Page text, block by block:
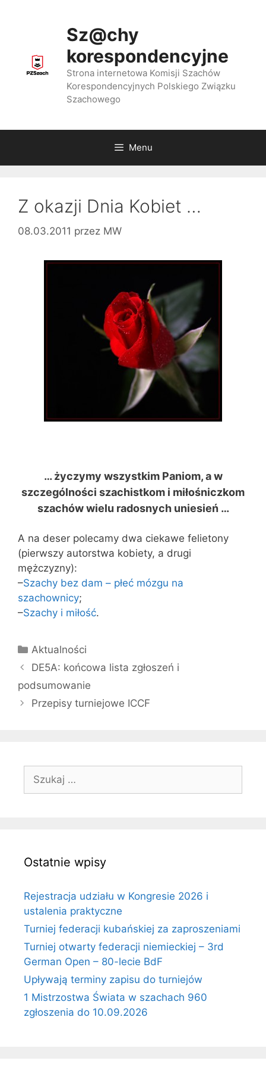
Sz@chy
korespondencyjne
Strona internetowa Komisji Szachów
Korespondencyjnych Polskiego Związku
Szachowego
Menu
Z okazji Dnia Kobiet …
08.03.2011 przez MW
… życzymy wszystkim Paniom, a w
szczególności szachistkom i miłośniczkom
szachów wielu radosnych uniesień …
A na deser polecamy dwa ciekawe felietony
(pierwszy autorstwa kobiety, a drugi
mężczyzny):
–Szachy bez dam – płeć mózgu na
szachownicy;
–Szachy i miłość.
Kategorie
Aktualności
DE5A: końcowa lista zgłoszeń i
podsumowanie
Przepisy turniejowe ICCF
Szukaj:
Ostatnie wpisy
Rejestracja udziału w Kongresie 2026 i
ustalenia praktyczne
Turniej federacji kubańskiej za zaproszeniami
Turniej otwarty federacji niemieckiej – 3rd
German Open – 80-lecie BdF
Upływają terminy zapisu do turniejów
1 Mistrzostwa Świata w szachach 960
zgłoszenia do 10.09.2026